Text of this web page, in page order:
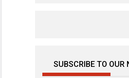
SUBSCRIBE TO OUR